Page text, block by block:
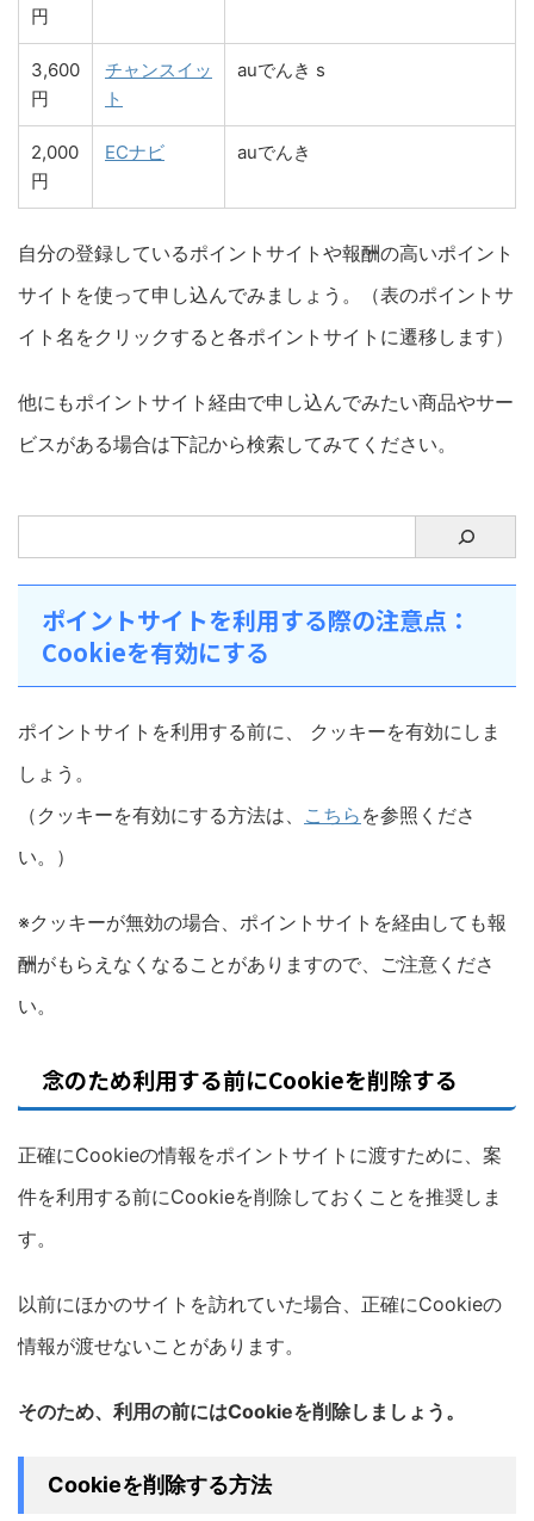
円
3,600
円
チャンスイッ
ト
auでんき s
2,000
円
ECナビ auでんき
自分の登録しているポイントサイトや報酬の高いポイント
サイトを使って申し込んでみましょう。（表のポイントサ
イト名をクリックすると各ポイントサイトに遷移します）
他にもポイントサイト経由で申し込んでみたい商品やサー
ビスがある場合は下記から検索してみてください。
ポイントサイトを利用する際の注意点：
Cookieを有効にする
ポイントサイトを利用する前に、 クッキーを有効にしま
しょう。
（クッキーを有効にする方法は、 こちら を参照くださ
い。）
※クッキーが無効の場合、ポイントサイトを経由しても報
酬がもらえなくなることがありますので、ご注意くださ
い。
念のため利用する前にCookieを削除する
正確にCookieの情報をポイントサイトに渡すために、案
件を利用する前にCookieを削除しておくことを推奨しま
す。
以前にほかのサイトを訪れていた場合、正確にCookieの
情報が渡せないことがあります。
そのため、利用の前にはCookieを削除しましょう。
Cookieを削除する方法